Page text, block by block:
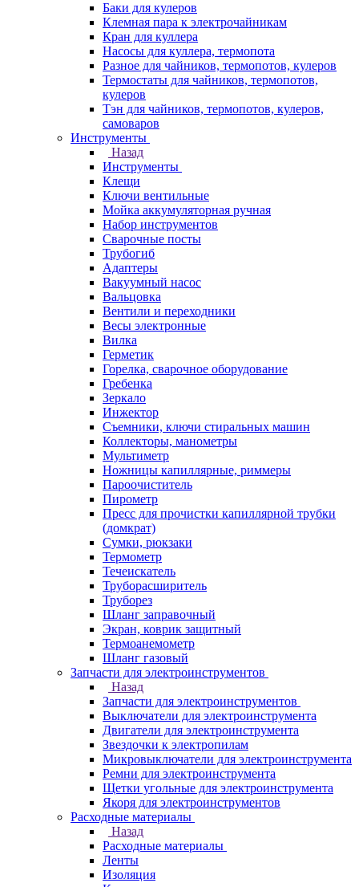
Баки для кулеров
Клемная пара к электрочайникам
Кран для куллера
Насосы для куллера, термопота
Разное для чайников, термопотов, кулеров
Термостаты для чайников, термопотов,
кулеров
Тэн для чайников, термопотов, кулеров,
самоваров
Инструменты
Назад
Инструменты
Клещи
Ключи вентильные
Мойка аккумуляторная ручная
Набор инструментов
Сварочные посты
Трубогиб
Aдаптеры
Вакуумный насос
Вальцовка
Вентили и переходники
Весы электронные
Вилка
Герметик
Горелка, сварочное оборудование
Гребенка
Зеркало
Инжектор
Съемники, ключи стиральных машин
Коллекторы, манометры
Мультиметр
Ножницы капиллярные, риммеры
Пароочиститель
Пирометр
Пресс для прочистки капиллярной трубки
(домкрат)
Сумки, рюкзаки
Термометр
Течеискатель
Труборасширитель
Труборез
Шланг заправочный
Экран, коврик защитный
Термоанемометр
Шланг газовый
Запчасти для электроинструментов
Назад
Запчасти для электроинструментов
Выключатели для электроинструмента
Двигатели для электроинструмента
Звездочки к электропилам
Микровыключатели для электроинструмента
Ремни для электроинструмента
Щетки угольные для электроинструмента
Якоря для электроинструментов
Расходные материалы
Назад
Расходные материалы
Ленты
Изоляция